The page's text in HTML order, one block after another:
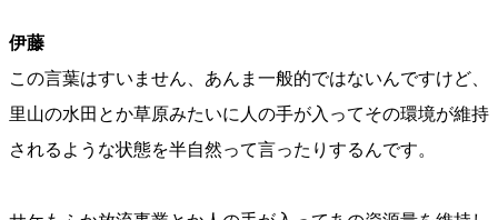
伊藤
この言葉はすいません、あんま一般的ではないんですけど、
里山の水田とか草原みたいに人の手が入ってその環境が維持
されるような状態を半自然って言ったりするんです。